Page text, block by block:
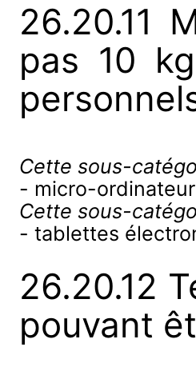
26.20.11
pas 10
Cette sous-
- micro-
Cette sous-
- tablettes
26.20.12
pouvant